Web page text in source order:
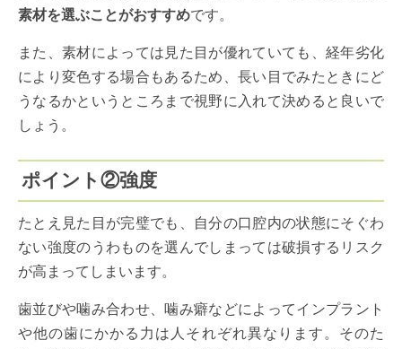
素材を選ぶことがおすすめです。
また、素材によっては見た目が優れていても、経年劣化
により変色する場合もあるため、長い目でみたときにど
うなるかというところまで視野に入れて決めると良いで
しょう。
ポイント②強度
たとえ見た目が完璧でも、自分の口腔内の状態にそぐわ
ない強度のうわものを選んでしまっては破損するリスク
が高まってしまいます。
歯並びや噛み合わせ、噛み癖などによってインプラント
や他の歯にかかる力は人それぞれ異なります。そのた